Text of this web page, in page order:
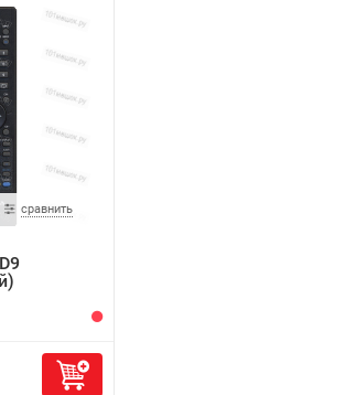
сравнить